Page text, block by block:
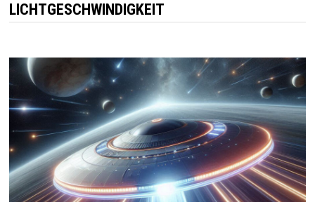
LICHTGESCHWINDIGKEIT